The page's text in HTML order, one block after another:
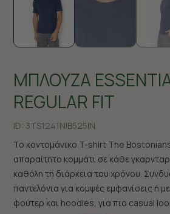
ΜΠΛΟΥΖΑ
REGULAR FIT
ID: 3TS1241N|B525IN
Το κοντομάνικο T-shirt The Bostonians
απαραίτητο κομμάτι σε κάθε
καθόλη τη διάρκεια του χρόνου.
παντελόνια για κομψές εμφανίσεις ή
φούτερ και hoodies, για πιο casual